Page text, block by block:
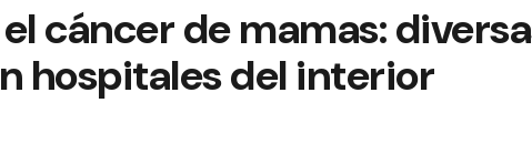
cáncer de mamas:
hospitales del interior